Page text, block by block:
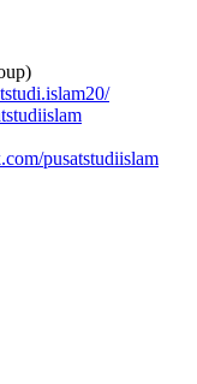
pusatstudiislam